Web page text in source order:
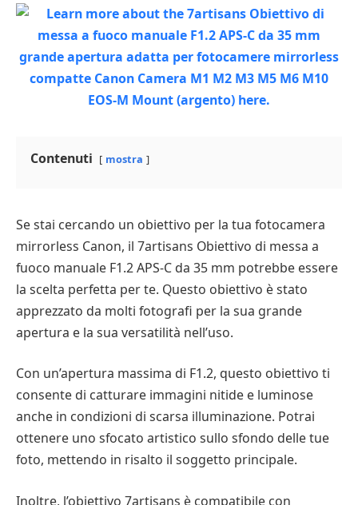
Contenuti mostra
Se stai cercando un obiettivo per la tua fotocamera
mirrorless Canon, il 7artisans Obiettivo di messa a
fuoco manuale F1.2 APS-C da 35 mm potrebbe essere
la scelta perfetta per te. Questo obiettivo è stato
apprezzato da molti fotografi per la sua grande
apertura e la sua versatilità nell’uso.
Con un’apertura massima di F1.2, questo obiettivo ti
consente di catturare immagini nitide e luminose
anche in condizioni di scarsa illuminazione. Potrai
ottenere uno sfocato artistico sullo sfondo delle tue
foto, mettendo in risalto il soggetto principale.
Inoltre, l’obiettivo 7artisans è compatibile con